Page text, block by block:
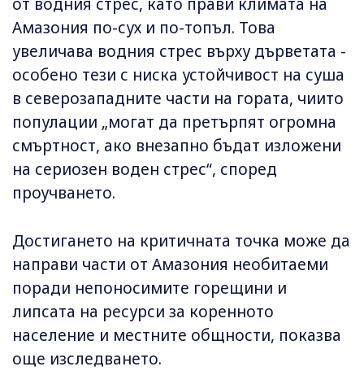
от водния стрес, като прави климата на
Амазония по-сух и по-топъл. Това
увеличава водния стрес върху дърветата -
особено тези с ниска устойчивост на суша
в северозападните части на гората, чиито
популации „могат да претърпят огромна
смъртност, ако внезапно бъдат изложени
на сериозен воден стрес“, според
проучването.
Достигането на критичната точка може да
направи части от Амазония необитаеми
поради непоносимите горещини и
липсата на ресурси за коренното
население и местните общности, показва
още изследването.